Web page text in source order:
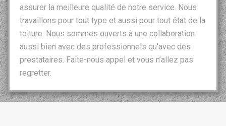
assurer la meilleure qualité de notre service. Nous
travaillons pour tout type et aussi pour tout état de la
toiture. Nous sommes ouverts à une collaboration
aussi bien avec des professionnels qu’avec des
prestataires. Faite-nous appel et vous n’allez pas
regretter.